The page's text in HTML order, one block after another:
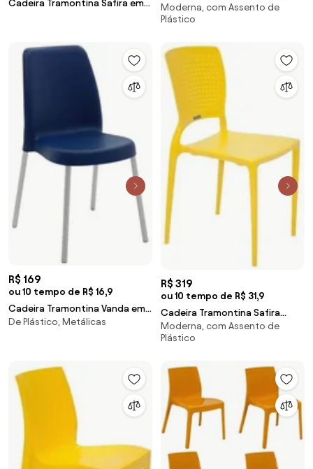
Cadeira Tramontina Safira em
Grafite em Polipropileno e Fibra
de Vidro
Moderna, com Assento de
Plástico
R$ 169
ou 10 tempo de R$ 16,9
Cadeira Tramontina Vanda em
Polipropileno Azul Yale com
De Plástico, Metálicas
R$ 319
ou 10 tempo de R$ 31,9
Cadeira Tramontina Safira
Amarela em Polipropileno e
Fibra de Vidro
Moderna, com Assento de
Plástico